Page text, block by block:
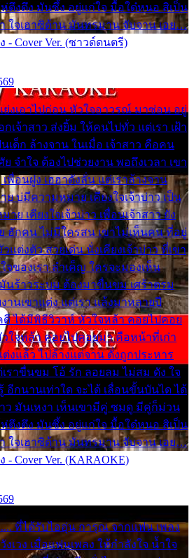
ตึงตึง มันซึ้ง อยู่แก่ใจ มื้อใด๋หนอ สิเป็น
ใจเฮาซิด้าน มันทรมาน จับจาน เอย…
- Cover Ver. (ซาวด์ดนตรี)
ย่งเอาไปก่อน หัวใจอาวรณ์ มาซ่อน อยู่
เจ้าสาว ส่งยิ้ม ให้คนไปทั่ว แต่เรา เฝ้า
เด็ก ล้างจาน ในเมื่อ เจ้าสาว คือคน
จำใจ ต้องไปช่วยงาน พอถึงเวลา เขา
พื่อนฝูง เฮฮาดังลั่น แต่เราล้างจาน
ย บ่มีความหมาย เคียงใจเจ้าบ่าว เป็น
ย เคียงใจเจ้าบ่าว เพื่อนเจ้าสาว ยัง
ฮักคน ไม่มีใครสน เขาไม่เห็นคน ที่อยู่
แต่งตัว สวยเด่น นั่งเคียงเจ้าบ่าว ที่เขา
จของเรา ลำเค็ญ ใครจะมองเห็น
นร้าวระบม ต้องมาขื่นขม เศร้าตรม
นเขาแต่ง แต่เรา แล้งมาหลายปี
ดี ได้มีพิธีวิวาห์ หัวใจหล้า คอยไปคอย
ใจหล้า คอยไปคอยมา คือหน้าที่เก่า
งแล้ว ไปล้างแต่จาน ดั่งถูกประหาร
ราขื่นขม โอ้ รัก ลอยลม ไม่สม ดัง ใจ
อีกนานเท่าใด จะได้ เลื่อนขั้นบันได ได้
ว มันเหงา เห็นเขามีคู่ ซมดู มีคู่ก็ม่วน
ตึงตึง มันซึ้ง อยู่แก่ใจ มื้อใด๋หนอ สิเป็น
ใจเฮาซิด้าน มันทรมาน จับจาน เอย…
- Cover Ver. (KARAOKE)
ที่ได้รับไออุ่น การุณ จากแฟน เพลง
เวง เมื่อแฟนเพลง ให้กำลังใจ น้ำใจ